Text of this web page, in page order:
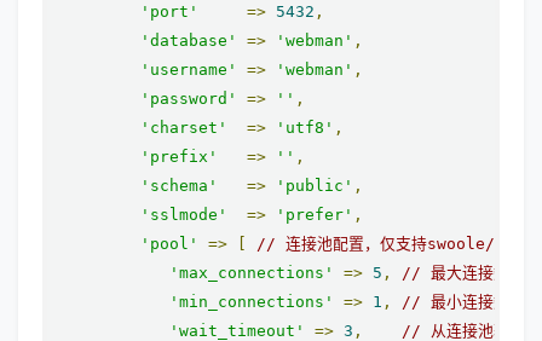
'port'
=> 5432 ,
'database'
=> 'webman' ,
'username'
=> 'webman' ,
'password'
=> '' ,
'charset'
=> 'utf8' ,
'prefix'
=> '' ,
'schema'
=> 'public' ,
'sslmode'
=> 'prefer' ,
'pool'
=>
// 连接池配置，仅支持swoole/swow
'max_connections'
=> 5 ,
// 最大连接数
'min_connections'
=> 1 ,
// 最小连接数
'wait_timeout'
=> 3 ,
// 从连接池获取连